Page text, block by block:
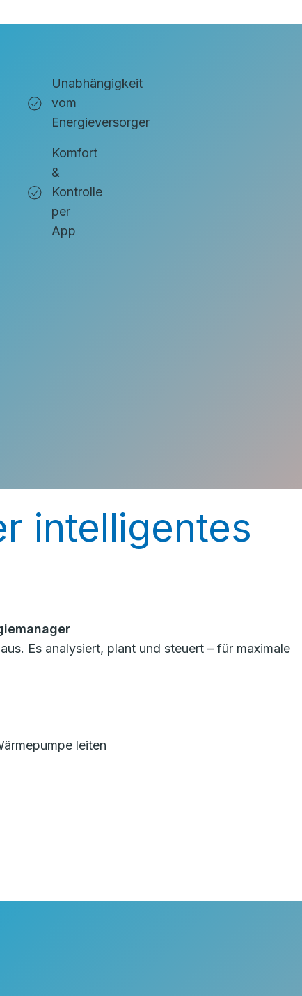
Unabhängigkeit
vom
Energieversorger
Komfort
&
Kontrolle
per
App
intelligentes
Es analysiert, plant und steuert – für maximale
leiten